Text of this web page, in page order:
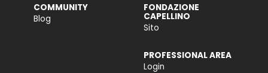
COMMUNITY
Blog
FONDAZIONE
CAPELLINO
Sito
PROFESSIONAL AREA
Login